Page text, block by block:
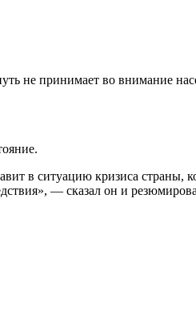
не принимает во внимание
в ситуацию кризиса страны,
— сказал он и